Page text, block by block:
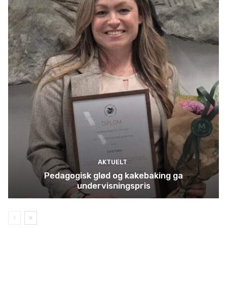
AKTUELT
Pedagogisk glød og kakebaking ga
undervisningspris